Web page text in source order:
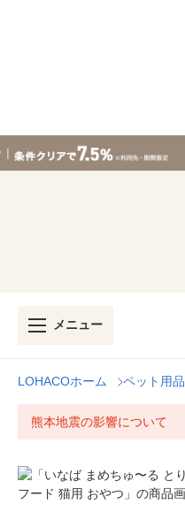
メニュー
LOHACOホーム ペット用品
熊本地震の影響について